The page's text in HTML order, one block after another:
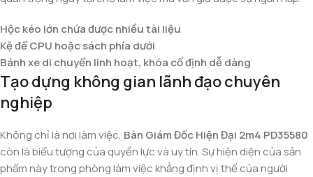
Hộc kéo lớn chứa được nhiều tài liệu
Kệ để CPU hoặc sách phía dưới
Bánh xe di chuyển linh hoạt, khóa cố định dễ dàng
Tạo dựng không gian lãnh đạo chuyên
nghiệp
Không chỉ là nơi làm việc, Bàn Giám Đốc Hiện Đại 2m4 PD35580
còn là biểu tượng của quyền lực và uy tín. Sự hiện diện của sản
phẩm này trong phòng làm việc khẳng định vị thế của người